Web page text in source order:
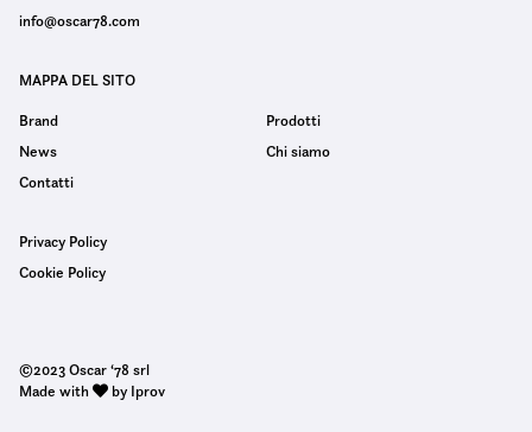
info@oscar78.com
MAPPA DEL SITO
Brand
Prodotti
News
Chi siamo
Contatti
Privacy Policy
Cookie Policy
©2023 Oscar ‘78 srl
Made with
by Iprov